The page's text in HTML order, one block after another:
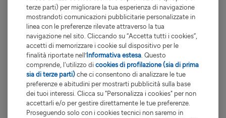
vostro investimento in strumenti finanziari.
Per rischio inflazione si intende la possibilità
che l'aumento del costo della vita riduca o
annulli i rendimenti o il valore di un
determinato investimento, in termini reali.
Le commissioni di negoziazione indicate
per la compravendita di strumenti finanziari
si riferiscono soltanto alle operazioni
disposte online.
terze parti) per migliorare la tua esperienza di navigazione
mostrandoti comunicazioni pubblicitarie personalizzate in
linea con le preferenze rilevate attraverso la tua
navigazione nel sito. Cliccando su “Accetta tutti i cookies”,
accetti di memorizzare i cookie sul dispositivo per le
finalità riportate nell’Informativa estesa. Questo
comprende, l'utilizzo di cookies di profilazione (sia di prima
sia di terze parti)che ci consentono di analizzare le tue
preferenze e abitudini per mostrarti pubblicità sulla base
dei tuoi interessi. Clicca su "Personalizza i cookies" per non
accettarli e/o per gestire direttamente le tue preferenze.
Proseguendo solo con i cookies tecnici non saremo in